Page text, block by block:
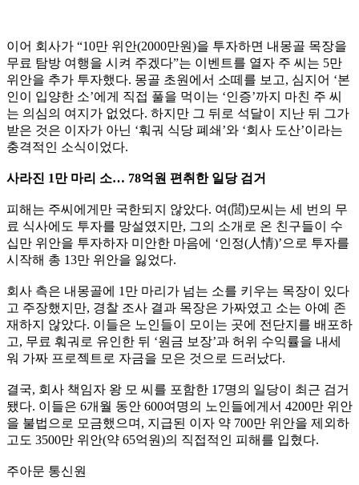
이어 회사가 “10만 위안(2000만원)을 투자하면 내몽골 목장을
무료 탐방 여행을 시켜 주겠다”는 이벤트를 열자 주 씨는 5만
위안을 추가 투자했다. 몽골 초원에서 소떼를 보고, 심지어 ‘본
인이 입양한 소’에게 직접 풀을 먹이는 ‘인증’까지 마친 주 씨
는 의심의 여지가 없었다. 하지만 그 뒤로 석달이 지난 뒤 그가
받은 것은 이자가 아닌 ‘훠궈 식당 폐쇄’와 ‘회사 도산’이라는
충격적인 소식이었다.
사라진 1만 마리 소… 78억원 편취한 일당 검거
피해는 주씨에게만 국한되지 않았다. 여(閭)모씨는 세 번의 무
료 식사에도 투자를 망설였지만, 그의 소개로 온 친구들이 수
십만 위안을 투자하자 미안한 마음에 ‘인정(人情)’으로 투자를
시작해 총 13만 위안을 잃었다.
회사 측은 내몽골에 1만 마리가 넘는 소를 키우는 목장이 있다
고 주장했지만, 경찰 조사 결과 목장은 가짜였고 소는 아예 존
재하지 않았다. 이들은 노인들이 모이는 곳에 전단지를 배포하
고, 무료 훠궈로 유인한 뒤 ‘원금 보장’과 허위 수익률을 내세
워 가짜 프로젝트로 자금을 모은 것으로 드러났다.
결국, 회사 책임자 왕 모 씨를 포함한 17명의 일당이 최근 검거
됐다. 이들은 6개월 동안 600여명의 노인들에게서 4200만 위안
을 불법으로 모금했으며, 지급된 이자 약 700만 위안을 제외하
고도 3500만 위안(약 65억원)의 직접적인 피해를 입혔다.
주아문 통신원